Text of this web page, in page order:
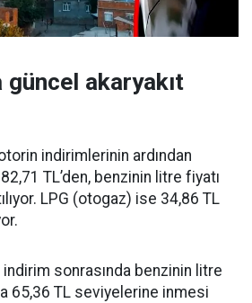
güncel akaryakıt
indirimlerinin ardından
TL’den, benzinin litre fiyatı
LPG (otogaz) ise 34,86 TL
indirim sonrasında benzinin litre
65,36 TL seviyelerine inmesi